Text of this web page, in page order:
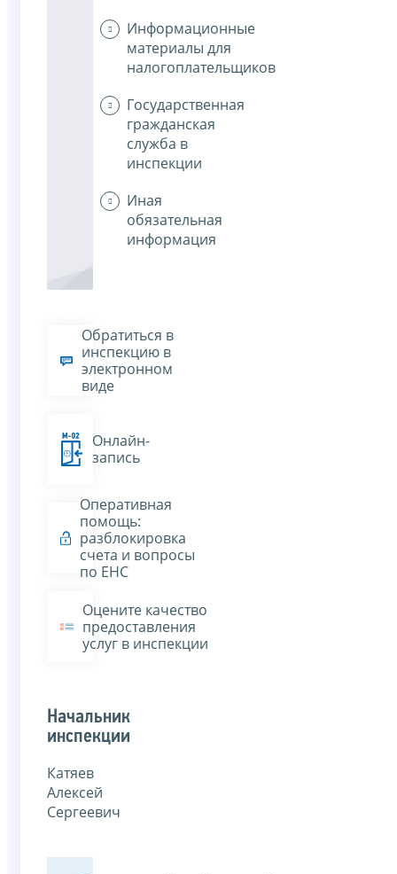
Информационные
материалы для
налогоплательщиков
Государственная
гражданская
служба в
инспекции
Иная
обязательная
информация
Обратиться в
инспекцию в
электронном
виде
Онлайн-
запись
Оперативная
помощь:
разблокировка
счета и вопросы
по ЕНС
Оцените качество
предоставления
услуг в инспекции
Начальник
инспекции
Катяев
Алексей
Сергеевич